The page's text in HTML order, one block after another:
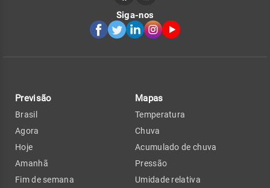
Siga-nos
Previsão
Brasil
Agora
Hoje
Amanhã
Fim de semana
Mapas
Temperatura
Chuva
Acumulado de chuva
Pressão
Umidade relativa